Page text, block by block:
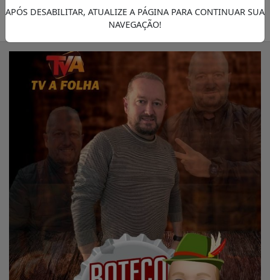
APÓS DESABILITAR, ATUALIZE A PÁGINA PARA CONTINUAR SUA
NAVEGAÇÃO!